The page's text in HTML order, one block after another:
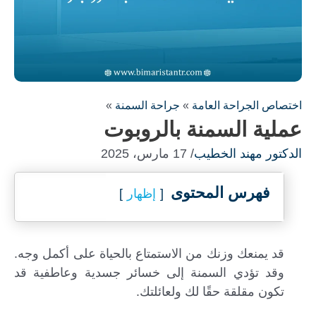
اختصاص الجراحة العامة » جراحة السمنة »
عملية السمنة بالروبوت
الدكتور مهند الخطيب/ 17 مارس، 2025
فهرس المحتوى إظهار
قد يمنعك وزنك من الاستمتاع بالحياة على أكمل وجه.
وقد تؤدي السمنة إلى خسائر جسدية وعاطفية قد
تكون مقلقة حقًا لك ولعائلتك.